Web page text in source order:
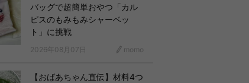
バッグで超簡単おやつ「カル
ピスのもみもみシャーベッ
ト」に挑戦
2026年08月07日 momo
【おばあちゃん直伝】材料4つ